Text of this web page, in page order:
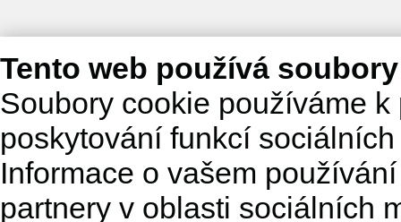
Tento web používá
Soubory cookie používáme
poskytování funkcí
Informace o vašem
partnery v oblasti sociálních